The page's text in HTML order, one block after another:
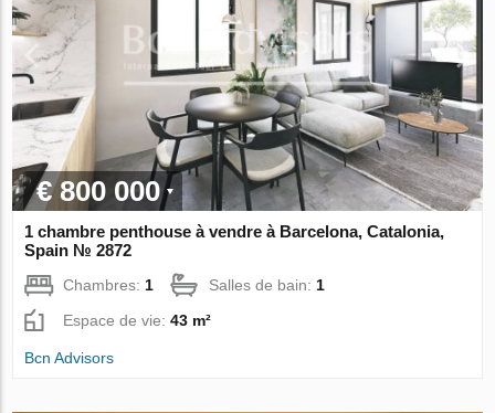
€ 800 000
1 chambre penthouse à vendre à Barcelona, Catalonia,
Spain № 2872
Chambres: 1 Salles de bain: 1
Espace de vie:43 m²
Bcn Advisors